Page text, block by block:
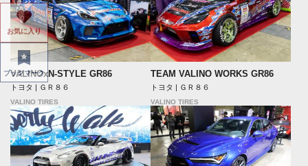
VALINOxN-STYLE GR86
トヨタ | ＧＲ８６
VALINO TIRES
TEAM VALINO WORKS GR86
トヨタ | ＧＲ８６
VALINO TIRES
お気に入り
ブックマーク